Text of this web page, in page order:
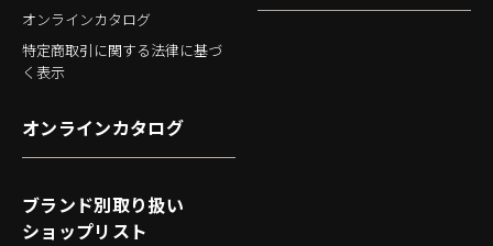
オンラインカタログ
特定商取引に関する法律に基づ
く表示
オンラインカタログ
ブランド別取り扱い
ショップリスト